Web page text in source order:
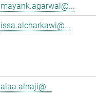
mayank.agarwal@...
issa.alcharkawi@...
alaa.alnaji@...